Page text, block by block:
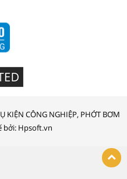
CÔNG NGHIỆP, PHỚT BƠM
bởi: Hpsoft.vn